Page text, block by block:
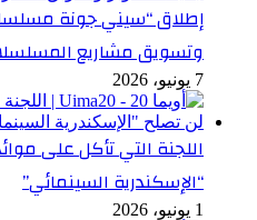
إطلاق “سيني جونة
وتسويق مشاريع
7 يونيو، 2026
اللجنة التي تأكل على
“الإسكندرية السينمائي”
1 يونيو، 2026